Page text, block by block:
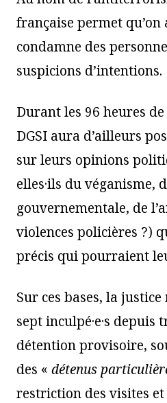
française permet
condamne des
suspicions d’intentions.
Durant les 96 heures
DGSI aura d’ailleurs
sur leurs opinions
elles·ils du véganisme,
gouvernementale, de
violences policières ?)
précis qui pourraient
Sur ces bases, la
sept inculpé·e·s depuis
détention provisoire,
des « détenus
restriction des visites